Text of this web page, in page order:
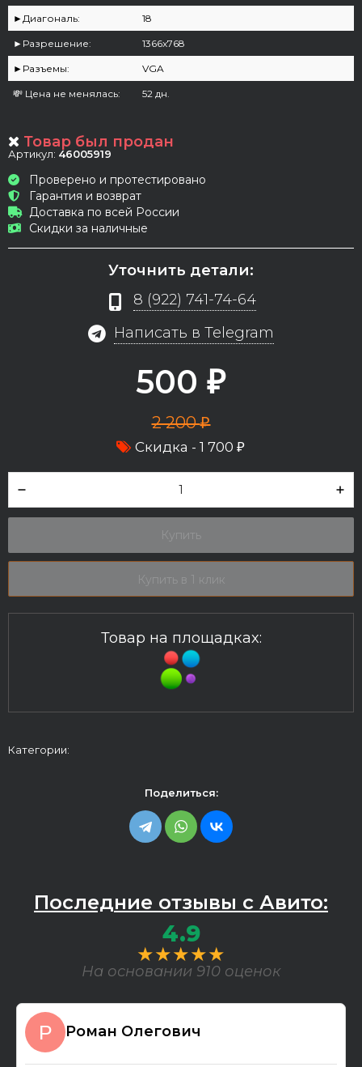
►Диагональ: 18
►Разрешение: 1366x768
►Разъемы: VGA
💸 Цена не менялась: 52 дн.
Товар был продан
Артикул: 46005919
Проверено и протестировано
Гарантия и возврат
Доставка по всей России
Скидки за наличные
Уточнить детали:
8 (922) 741-74-64
Написать в Telegram
500 ₽
2 200₽
Скидка - 1 700 ₽
Купить
Купить в 1 клик
Товар на площадках:
Категории:
Поделиться:
Последние отзывы с Авито:
4.9
★★★★★
На основании 910 оценок
Роман Олегович